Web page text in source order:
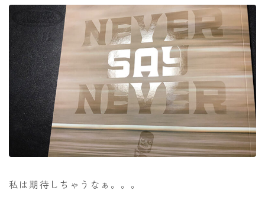
私は期待しちゃうなぁ。。。